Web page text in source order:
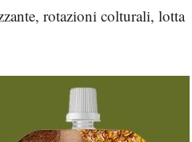
rotazioni colturali, lotta